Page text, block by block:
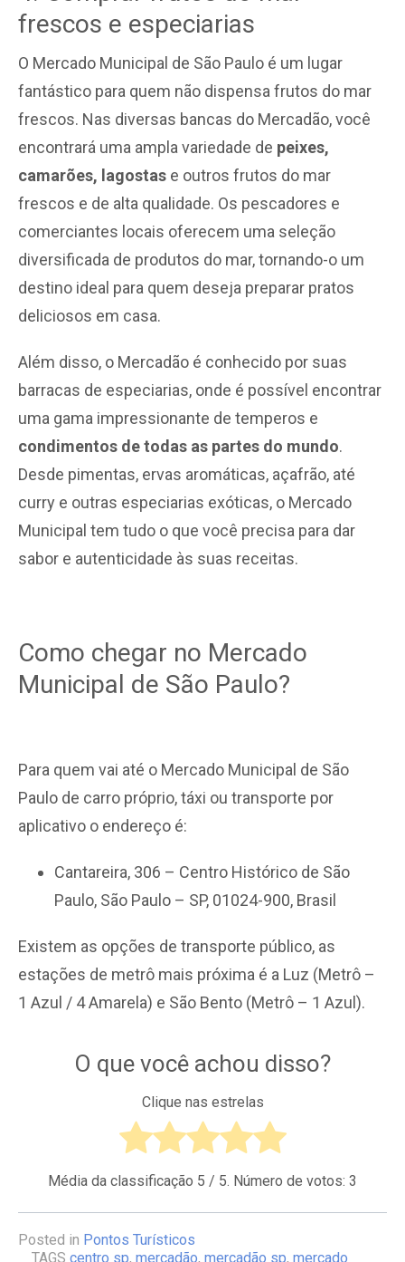
frescos e especiarias
O Mercado Municipal de São Paulo é um lugar
fantástico para quem não dispensa frutos do mar
frescos. Nas diversas bancas do Mercadão, você
encontrará uma ampla variedade de peixes,
camarões, lagostas e outros frutos do mar
frescos e de alta qualidade. Os pescadores e
comerciantes locais oferecem uma seleção
diversificada de produtos do mar, tornando-o um
destino ideal para quem deseja preparar pratos
deliciosos em casa.
Além disso, o Mercadão é conhecido por suas
barracas de especiarias, onde é possível encontrar
uma gama impressionante de temperos e
condimentos de todas as partes do mundo.
Desde pimentas, ervas aromáticas, açafrão, até
curry e outras especiarias exóticas, o Mercado
Municipal tem tudo o que você precisa para dar
sabor e autenticidade às suas receitas.
Como chegar no Mercado
Municipal de São Paulo?
Para quem vai até o Mercado Municipal de São
Paulo de carro próprio, táxi ou transporte por
aplicativo o endereço é:
Cantareira, 306 – Centro Histórico de São
Paulo, São Paulo – SP, 01024-900, Brasil
Existem as opções de transporte público, as
estações de metrô mais próxima é a Luz (Metrô –
1 Azul / 4 Amarela) e São Bento (Metrô – 1 Azul).
O que você achou disso?
Clique nas estrelas
Média da classificação 5 / 5. Número de votos: 3
Posted in Pontos Turísticos
TAGS centro sp, mercadão, mercadão sp, mercado